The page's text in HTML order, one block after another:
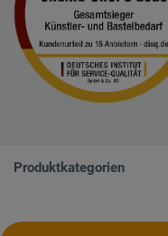
Produktkategorien